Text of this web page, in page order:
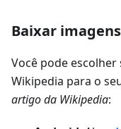
Baixar imagens
Você pode escolher
Wikipedia para o
artigo da Wikipedia: